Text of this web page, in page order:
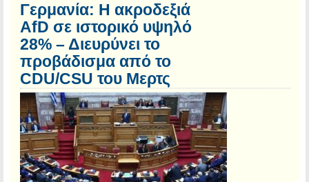
Γερμανία: Η ακροδεξιά
AfD σε ιστορικό υψηλό
28% – Διευρύνει το
προβάδισμα από το
CDU/CSU του Μερτς